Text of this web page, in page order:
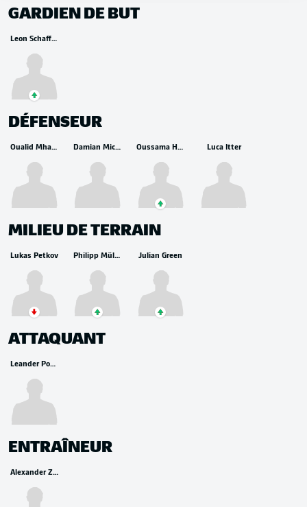
GARDIEN DE BUT
Leon Schaffran
DÉFENSEUR
Oualid Mhamdi Damian Michalski Oussama Haddadi Luca Itter
MILIEU DE TERRAIN
Lukas Petkov Philipp Müller Julian Green
ATTAQUANT
Leander Popp
ENTRAÎNEUR
Alexander Zorniger